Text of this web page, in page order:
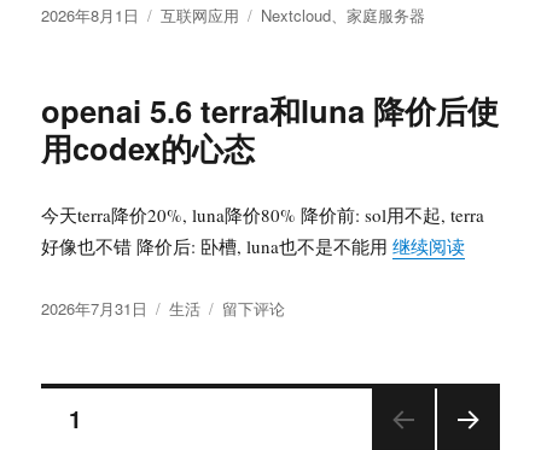
打
发
2026年8月1日
分
互联网应用
标
Nextcloud、家庭服务器
openai 5.6 terra和luna 降价后使
用codex的心态
今天terra降价20%, luna降价80% 降价前: sol用不起, terra
好像也不错 降价后: 卧槽, luna也不是不能用继续阅读“openai
发
2026年7月31日
分
生活
于
terra
留下评论
文1